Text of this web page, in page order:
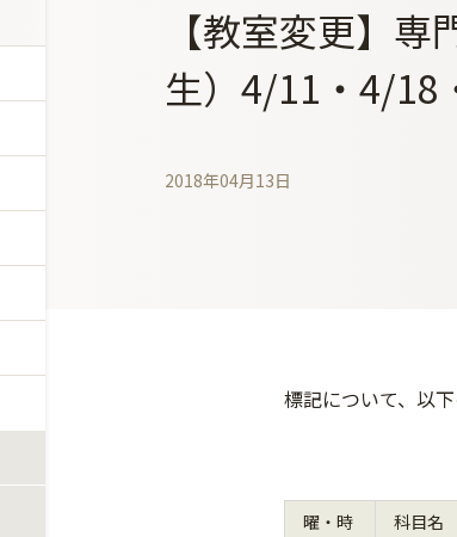
【教室変更】
生）4/11・4/18
2018年04月13日
標記について、以
曜・時 科目名